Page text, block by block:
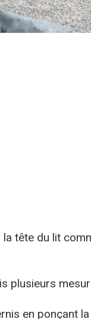
la tête du lit
plusieurs
en ponçant